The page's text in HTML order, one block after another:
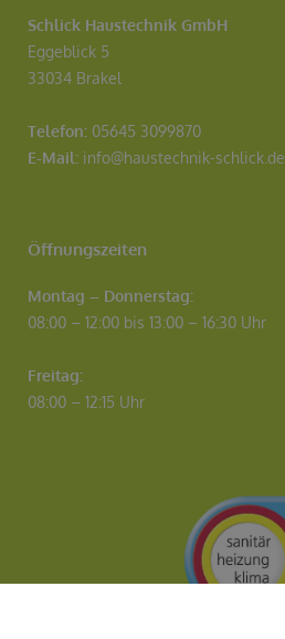
Schlick Haustechnik GmbH
Eggeblick 5
33034 Brakel
Telefon: 05645 3099870
E-Mail: info@haustechnik-schlick.de
Öffnungszeiten
Montag – Donnerstag:
08:00 – 12:00 bis 13:00 – 16:30 Uhr
Freitag:
08:00 – 12:15 Uhr